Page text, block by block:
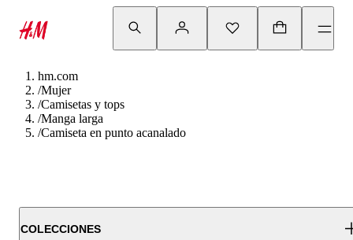
hm.com
/Mujer
/Camisetas y tops
/Manga larga
/Camiseta en punto acanalado
COLECCIONES